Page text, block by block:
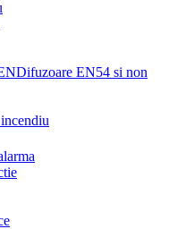
Difuzoare EN54 si non